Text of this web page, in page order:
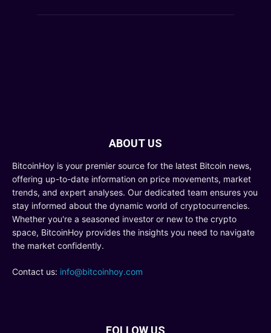
ABOUT US
BitcoinHoy is your premier source for the latest Bitcoin news,
offering up-to-date information on price movements, market
trends, and expert analyses. Our dedicated team ensures you
stay informed about the dynamic world of cryptocurrencies.
Whether you're a seasoned investor or new to the crypto
space, BitcoinHoy provides the insights you need to navigate
the market confidently.
Contact us: info@bitcoinhoy.com
FOLLOW US